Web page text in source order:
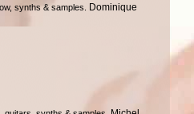
synths & samples.
Dominique